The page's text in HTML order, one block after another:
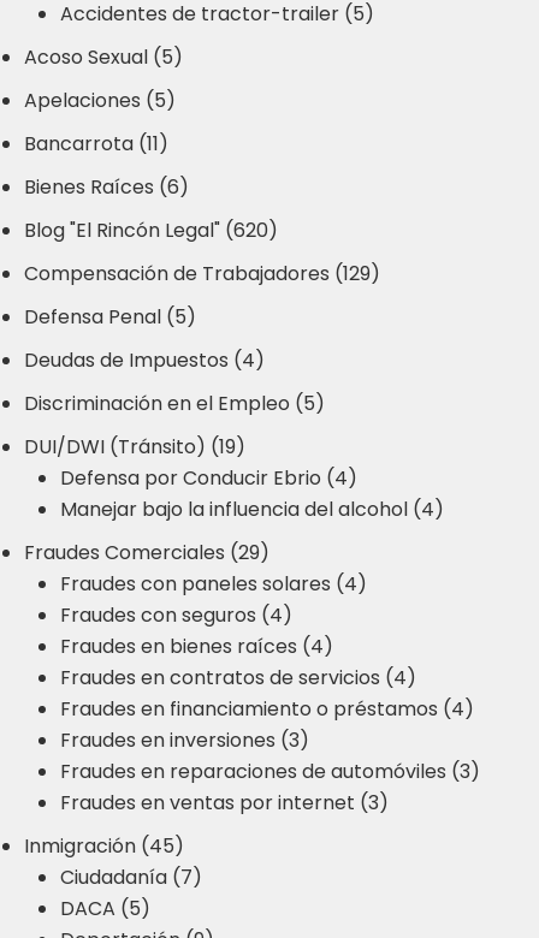
Accidentes de tractor-trailer (5)
Acoso Sexual (5)
Apelaciones (5)
Bancarrota (11)
Bienes Raíces (6)
Blog "El Rincón Legal" (620)
Compensación de Trabajadores (129)
Defensa Penal (5)
Deudas de Impuestos (4)
Discriminación en el Empleo (5)
DUI/DWI (Tránsito) (19)
Defensa por Conducir Ebrio (4)
Manejar bajo la influencia del alcohol (4)
Fraudes Comerciales (29)
Fraudes con paneles solares (4)
Fraudes con seguros (4)
Fraudes en bienes raíces (4)
Fraudes en contratos de servicios (4)
Fraudes en financiamiento o préstamos (4)
Fraudes en inversiones (3)
Fraudes en reparaciones de automóviles (3)
Fraudes en ventas por internet (3)
Inmigración (45)
Ciudadanía (7)
DACA (5)